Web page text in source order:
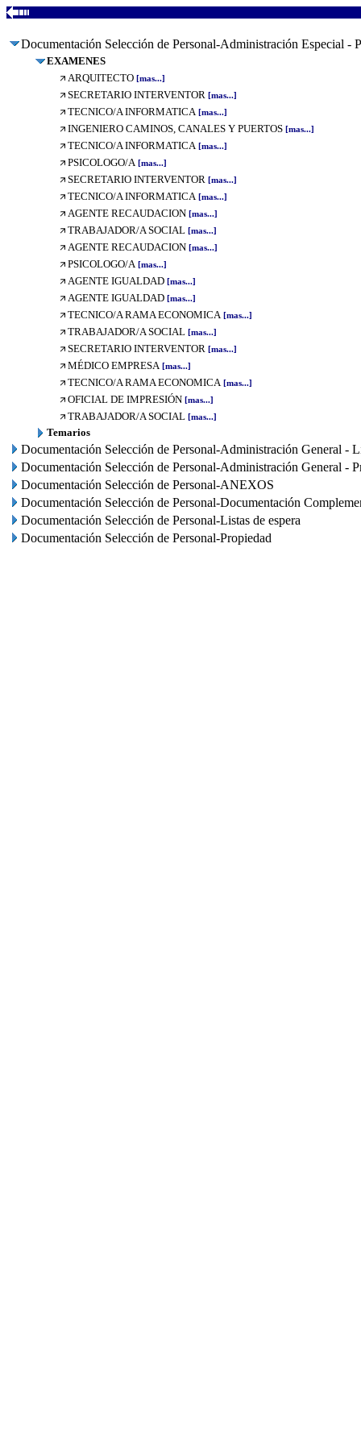
Documentación Selección de Personal-Administración Especial -
EXAMENES
ARQUITECTO [mas...]
SECRETARIO INTERVENTOR [mas...]
TECNICO/A INFORMATICA [mas...]
INGENIERO CAMINOS, CANALES Y PUERTOS [mas...]
TECNICO/A INFORMATICA [mas...]
PSICOLOGO/A [mas...]
SECRETARIO INTERVENTOR [mas...]
TECNICO/A INFORMATICA [mas...]
AGENTE RECAUDACION [mas...]
TRABAJADOR/A SOCIAL [mas...]
AGENTE RECAUDACION [mas...]
PSICOLOGO/A [mas...]
AGENTE IGUALDAD [mas...]
AGENTE IGUALDAD [mas...]
TECNICO/A RAMA ECONOMICA [mas...]
TRABAJADOR/A SOCIAL [mas...]
SECRETARIO INTERVENTOR [mas...]
MÉDICO EMPRESA [mas...]
TECNICO/A RAMA ECONOMICA [mas...]
OFICIAL DE IMPRESIÓN [mas...]
TRABAJADOR/A SOCIAL [mas...]
Temarios
Documentación Selección de Personal-Administración General -
Documentación Selección de Personal-Administración General -
Documentación Selección de Personal-ANEXOS
Documentación Selección de Personal-Documentación
Documentación Selección de Personal-Listas de espera
Documentación Selección de Personal-Propiedad